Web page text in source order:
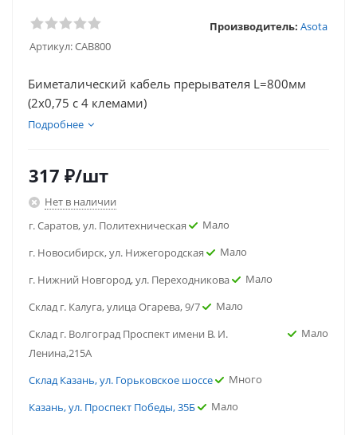
Артикул:CAB800
Производитель: Asota
Биметалический кабель прерывателя L=800мм
(2х0,75 с 4 клемами)
Подробнее
317 ₽/шт
Нет в наличии
г. Саратов, ул. Политехническая
Мало
г. Новосибирск, ул. Нижегородская
Мало
г. Нижний Новгород, ул. Переходникова
Мало
Склад г. Калуга, улица Огарева, 9/7
Мало
Склад г. Волгоград Проспект имени В. И.
Ленина,215А
Мало
Склад Казань, ул. Горьковское шоссе
Много
Казань, ул. Проспект Победы, 35Б
Мало